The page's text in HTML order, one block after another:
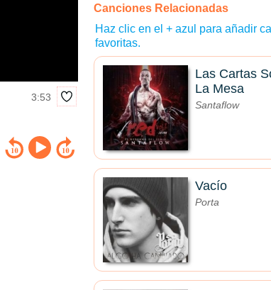
3:53
Canciones Relacionadas
Haz clic en el + azul para añadir
favoritas.
Las Cartas
La Mesa
Santaflow
Vacío
Porta